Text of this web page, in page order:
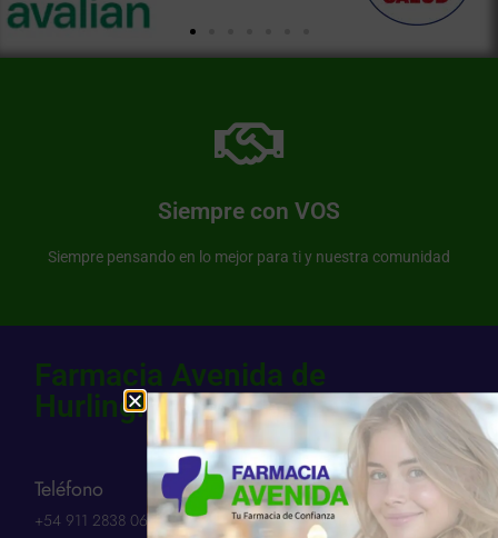
Siempre con VOS
Siempre pensando en lo mejor para ti y nuestra comunidad
Farmacia Avenida
Somos una farmacia al servicio de nuestra comunidad
Más información de nuestra farmacia
Farmacia Avenida de
Hurlingham SCS
Teléfono
+54 911 2838 0654​